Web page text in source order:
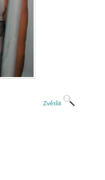
Zvětšit